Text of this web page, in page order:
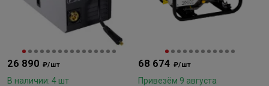
26 890 ₽/шт
В наличии: 4 шт
68 674 ₽/шт
Привезём 9 августа